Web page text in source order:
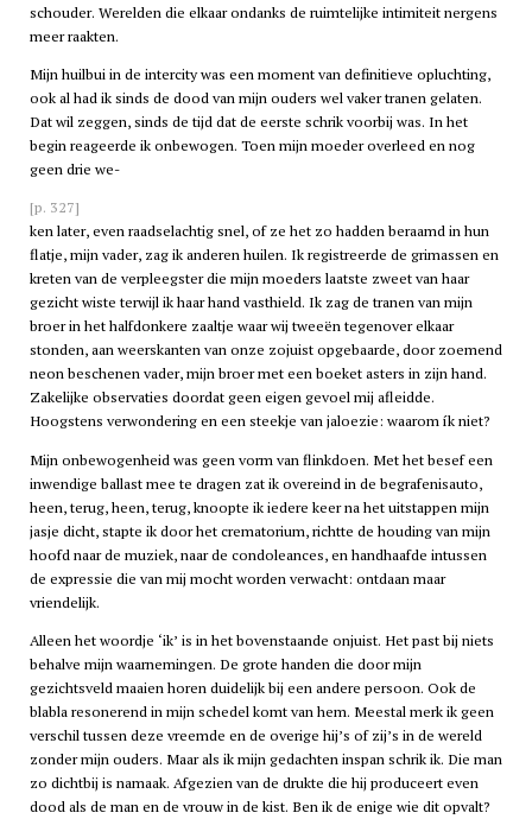
schouder. Werelden die elkaar ondanks de ruimtelijke intimiteit nergens
meer raakten.
Mijn huilbui in de intercity was een moment van definitieve opluchting,
ook al had ik sinds de dood van mijn ouders wel vaker tranen gelaten.
Dat wil zeggen, sinds de tijd dat de eerste schrik voorbij was. In het
begin reageerde ik onbewogen. Toen mijn moeder overleed en nog
geen drie we-
[p. 327]
ken later, even raadselachtig snel, of ze het zo hadden beraamd in hun
flatje, mijn vader, zag ik anderen huilen. Ik registreerde de grimassen en
kreten van de verpleegster die mijn moeders laatste zweet van haar
gezicht wiste terwijl ik haar hand vasthield. Ik zag de tranen van mijn
broer in het halfdonkere zaaltje waar wij tweeën tegenover elkaar
stonden, aan weerskanten van onze zojuist opgebaarde, door zoemend
neon beschenen vader, mijn broer met een boeket asters in zijn hand.
Zakelijke observaties doordat geen eigen gevoel mij afleidde.
Hoogstens verwondering en een steekje van jaloezie: waarom ík niet?
Mijn onbewogenheid was geen vorm van flinkdoen. Met het besef een
inwendige ballast mee te dragen zat ik overeind in de begrafenisauto,
heen, terug, heen, terug, knoopte ik iedere keer na het uitstappen mijn
jasje dicht, stapte ik door het crematorium, richtte de houding van mijn
hoofd naar de muziek, naar de condoleances, en handhaafde intussen
de expressie die van mij mocht worden verwacht: ontdaan maar
vriendelijk.
Alleen het woordje ‘ik’ is in het bovenstaande onjuist. Het past bij niets
behalve mijn waarnemingen. De grote handen die door mijn
gezichtsveld maaien horen duidelijk bij een andere persoon. Ook de
blabla resonerend in mijn schedel komt van hem. Meestal merk ik geen
verschil tussen deze vreemde en de overige hij’s of zij’s in de wereld
zonder mijn ouders. Maar als ik mijn gedachten inspan schrik ik. Die man
zo dichtbij is namaak. Afgezien van de drukte die hij produceert even
dood als de man en de vrouw in de kist. Ben ik de enige wie dit opvalt?